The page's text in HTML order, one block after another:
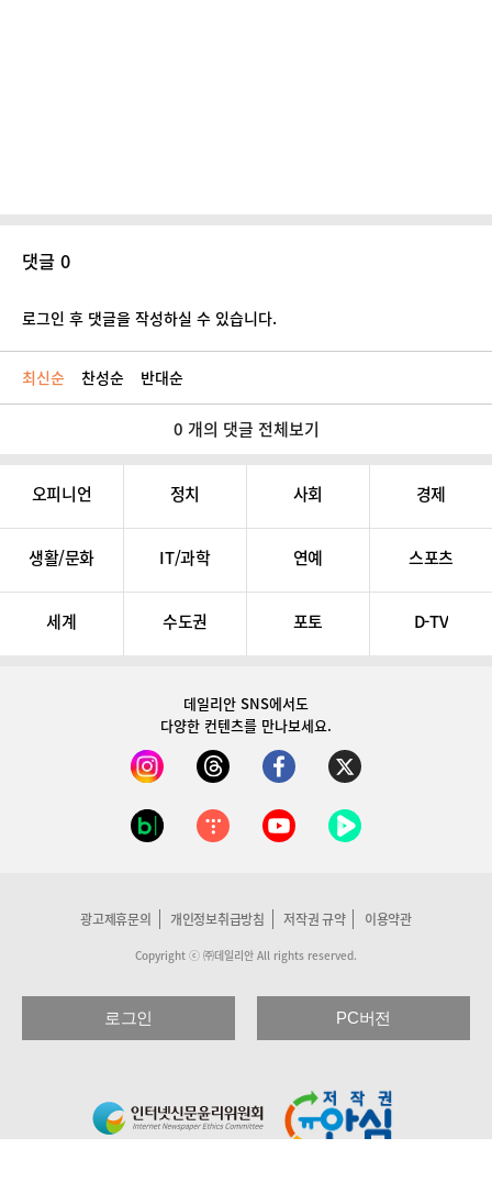
댓글 0
로그인 후 댓글을 작성하실 수 있습니다.
최신순 찬성순 반대순
0 개의 댓글 전체보기
오피니언 정치 사회 경제
생활/문화 IT/과학 연예 스포츠
세계 수도권 포토 D-TV
데일리안 SNS에서도
다양한 컨텐츠를 만나보세요.
광고제휴문의 개인정보취급방침 저작권 규약 이용약관
Copyright ⓒ ㈜데일리안 All rights reserved.
로그인 PC버전